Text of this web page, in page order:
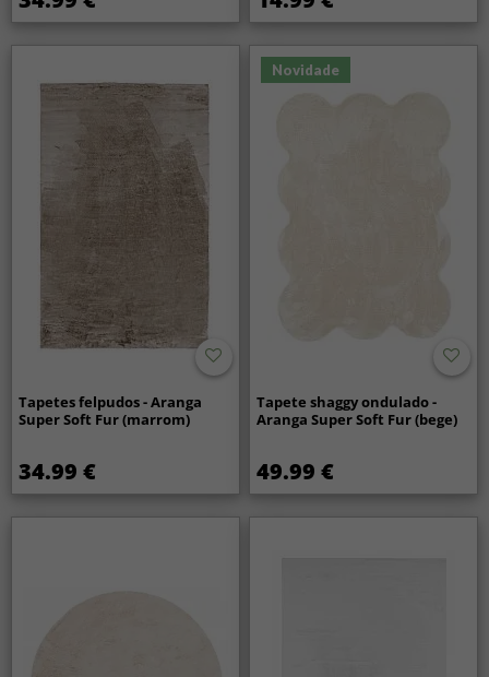
Tapetes felpudos - Aranga
Super Soft Fur (marrom)
34.99 €
Novidade
Tapete shaggy ondulado -
Aranga Super Soft Fur (bege)
49.99 €